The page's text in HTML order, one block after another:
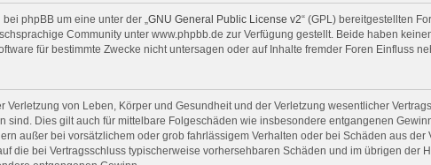
phpBB um eine unter der „GNU General Public License v2“ (GPL) bereitgestellten
Community unter www.phpbb.de zur Verfügung gestellt. Beide haben
für bestimmte Zwecke nicht untersagen oder auf Inhalte fremder Foren Einfluss
Verletzung von Leben, Körper und Gesundheit und der Verletzung wesentlicher
sind. Dies gilt auch für mittelbare Folgeschäden wie insbesondere entgangenen
außer bei vorsätzlichem oder grob fahrlässigem Verhalten oder bei Schäden aus
die bei Vertragsschluss typischerweise vorhersehbaren Schäden und im übrigen